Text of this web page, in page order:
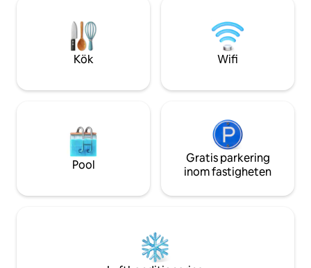
och med paddelboll. Fantastiska
restauranger och en mängd olika barer
ligger bara ett kvarter bort på Calle
Kök Wifi
Pool
Gratis parkering
inom fastigheten